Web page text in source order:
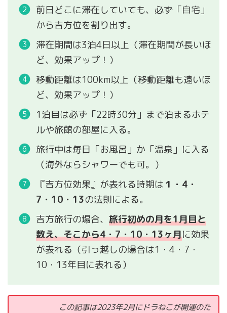
前日どこに滞在していても、必ず「自宅」
から吉方位を割り出す。
滞在期間は3泊4日以上（滞在期間が長いほ
ど、効果アップ！）
移動距離は100km以上（移動距離も遠いほ
ど、効果アップ！）
1泊目は必ず「22時30分」まで泊まるホテ
ルや旅館の部屋に入る。
旅行中は毎日「お風呂」か「温泉」に入る
（海外ならシャワーでも可。）
『吉方位効果』が表れる時期は１・4・
7・10・13の法則による。
吉方旅行の場合、 旅行初めの月を1月目と
数え、そこから4・7・10・13ヶ月に効果
が表れる（引っ越しの場合は1・4・7・
10・13年目に表れる）
この記事は2023年2月にドラねこが開運のた